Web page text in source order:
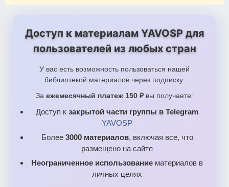
Доступ к материалам YAVOSP для
пользователей из любых стран
У вас есть возможность пользоваться нашей
библиотекой материалов через подписку.
За ежемесячный платеж 150 ₽ вы получаете:
Доступ к закрытой части группы в Telegram
YAVOSP
Более 3000 материалов, включая все, что
размещено на сайте
Неограниченное использование материалов в
личных целях